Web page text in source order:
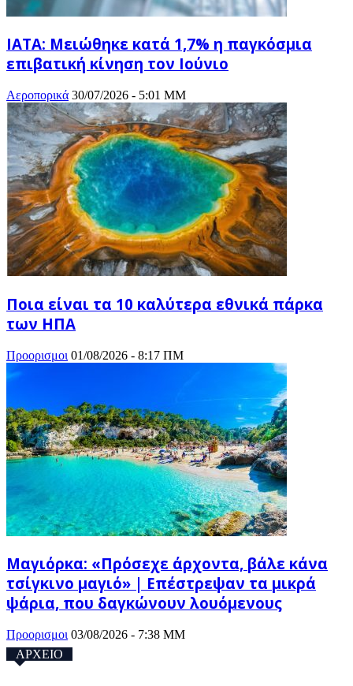
ΙΑΤΑ: Μειώθηκε κατά 1,7% η παγκόσμια
επιβατική κίνηση τον Ιούνιο
Αεροπορικά 30/07/2026 - 5:01 ΜΜ
Ποια είναι τα 10 καλύτερα εθνικά πάρκα
των ΗΠΑ
Προορισμοι 01/08/2026 - 8:17 ΠΜ
Μαγιόρκα: «Πρόσεχε άρχοντα, βάλε κάνα
τσίγκινο μαγιό» | Επέστρεψαν τα μικρά
ψάρια, που δαγκώνουν λουόμενους
Προορισμοι 03/08/2026 - 7:38 ΜΜ
ΑΡΧΕΙΟ